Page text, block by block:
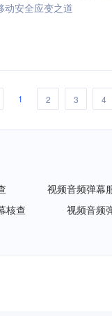
动安全应变之道
1 2 3 4
视频音频弹幕
核查
视频音频